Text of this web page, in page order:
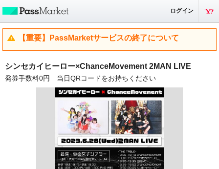
ログイン
【重要】PassMarketサービスの終了について
シンセカイヒーロー×ChanceMovement 2MAN LIVE
発券手数料0円 当日QRコードをお持ちください